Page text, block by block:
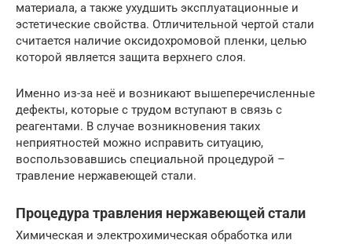
материала, а также ухудшить эксплуатационные и
эстетические свойства. Отличительной чертой стали
считается наличие оксидохромовой пленки, целью
которой является защита верхнего слоя.
Именно из-за неё и возникают вышеперечисленные
дефекты, которые с трудом вступают в связь с
реагентами. В случае возникновения таких
неприятностей можно исправить ситуацию,
воспользовавшись специальной процедурой –
травление нержавеющей стали.
Процедура травления нержавеющей стали
Химическая и электрохимическая обработка или